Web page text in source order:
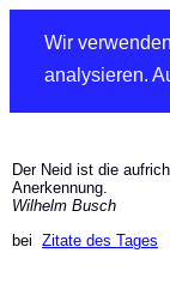
Wir
analysieren.
Der Neid ist die
Anerkennung.
Wilhelm Busch
bei Zitate des Tages